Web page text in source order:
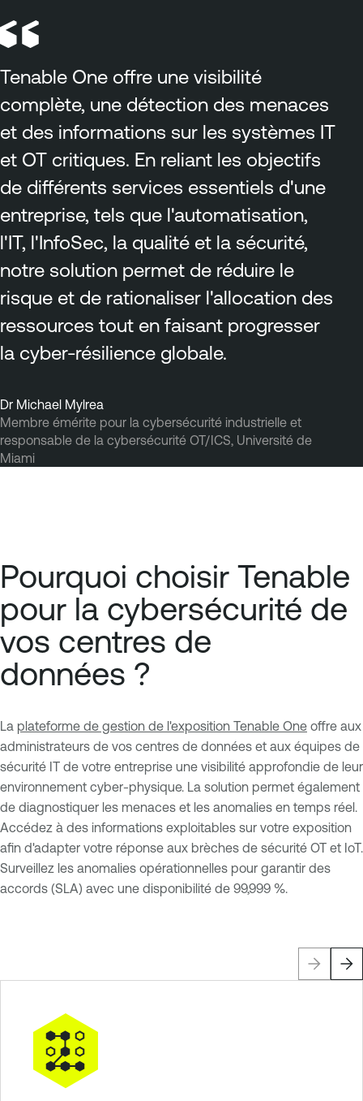
Tenable One offre une visibilité
complète, une détection des menaces
et des informations sur les systèmes IT
et OT critiques. En reliant les objectifs
de différents services essentiels d'une
entreprise, tels que l'automatisation,
l'IT, l'InfoSec, la qualité et la sécurité,
notre solution permet de réduire le
risque et de rationaliser l'allocation des
ressources tout en faisant progresser
la cyber-résilience globale.
Dr Michael Mylrea
Membre émérite pour la cybersécurité industrielle et
responsable de la cybersécurité OT/ICS, Université de
Miami
Pourquoi choisir Tenable
pour la cybersécurité de
vos centres de
données ?
La plateforme de gestion de l'exposition Tenable One offre aux
administrateurs de vos centres de données et aux équipes de
sécurité IT de votre entreprise une visibilité approfondie de leur
environnement cyber-physique. La solution permet également
de diagnostiquer les menaces et les anomalies en temps réel.
Accédez à des informations exploitables sur votre exposition
afin d'adapter votre réponse aux brèches de sécurité OT et IoT.
Surveillez les anomalies opérationnelles pour garantir des
accords (SLA) avec une disponibilité de 99,999 %.